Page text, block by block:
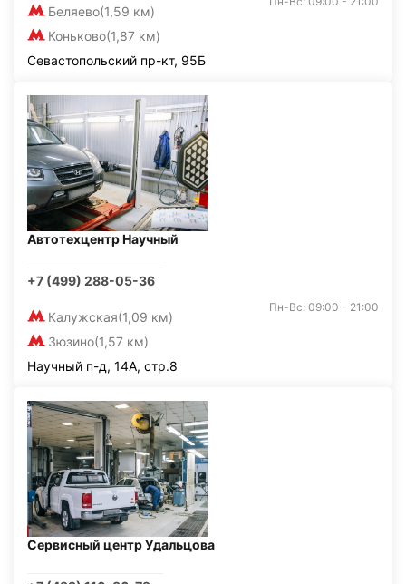
Беляево(1,59 км)
Коньково(1,87 км)
Севастопольский пр-кт, 95Б
Автотехцентр Научный
+7 (499) 288-05-36
Калужская(1,09 км)
Зюзино(1,57 км)
Пн-Вс: 09:00 - 21:00
Научный п-д, 14А, стр.8
Сервисный центр Удальцова